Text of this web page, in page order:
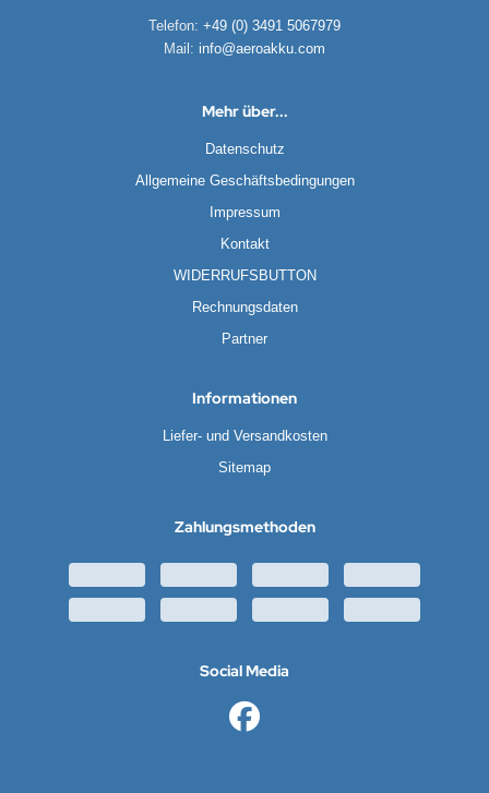
Telefon: +49 (0) 3491 5067979
Mail: info@aeroakku.com
Mehr über...
Datenschutz
Allgemeine Geschäftsbedingungen
Impressum
Kontakt
WIDERRUFSBUTTON
Rechnungsdaten
Partner
Informationen
Liefer- und Versandkosten
Sitemap
Zahlungsmethoden
Social Media